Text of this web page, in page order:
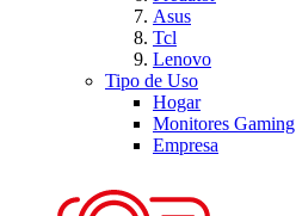
Asus
Tcl
Lenovo
Tipo de Uso
Hogar
Monitores Gaming
Empresa